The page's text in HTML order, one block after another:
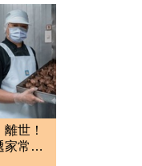
世！
家常